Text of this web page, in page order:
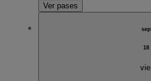
Ver pases
sep
18
vie.